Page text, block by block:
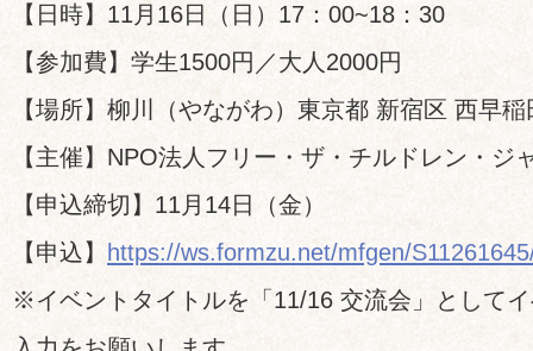
【日時】11月16日（日）17：00~18：30
【参加費】学生1500円／大人2000円
【場所】柳川（やながわ）東京都 新宿区 西早
【主催】NPO法人フリー・ザ・チルドレン・ジ
【申込締切】11月14日（金）
【申込】
https://ws.formzu.net/mfgen/
※イベントタイトルを「11/16 交流会」として